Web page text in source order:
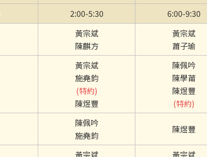
2:00-5:30 6:00-9:30
黃宗斌
陳麒方
黃宗斌
蕭子瑜
黃宗斌
施堯鈞
(特約)
陳煜豐
陳佩吟
陳學莆
陳煜豐
(特約)
陳佩吟
施堯鈞
陳煜豐
黃宗斌
黃宗斌